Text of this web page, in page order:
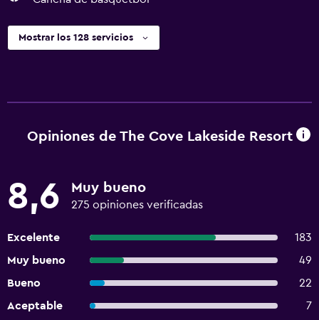
Mostrar los 128 servicios
Opiniones de The Cove Lakeside Resort
8,6 Muy bueno
275 opiniones verificadas
Excelente
183
Muy bueno
49
Bueno
22
Aceptable
7